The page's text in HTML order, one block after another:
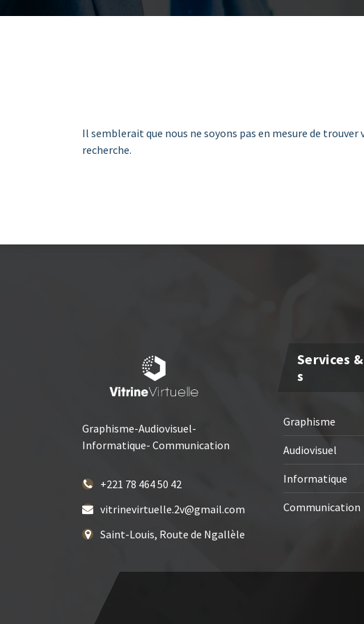
Il semblerait que nous ne soyons pas en mesure de
recherche.
Graphisme-Audiovisuel-
Informatique- Communication
+221 78 464 50 42
vitrinevirtuelle.2v@gmail.com
Saint-Louis, Route de Ngallèle
Services
S
Graphisme
Audiovisuel
Informatique
Communication